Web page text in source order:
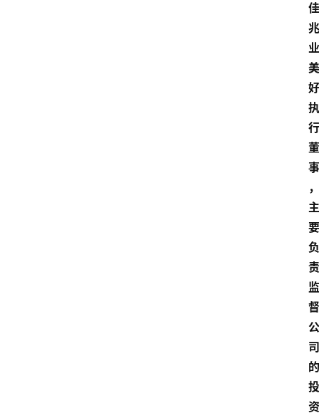
佳
兆
业
美
好
执
行
董
事
，
主
要
负
责
监
督
公
司
的
投
资